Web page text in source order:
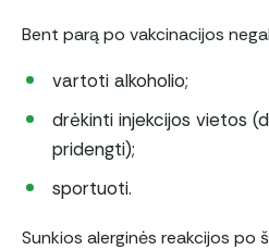
Bent parą po vakcinacijos
vartoti alkoholio;
drėkinti injekcijos vietos
pridengti);
sportuoti.
Sunkios alerginės reakcijos po